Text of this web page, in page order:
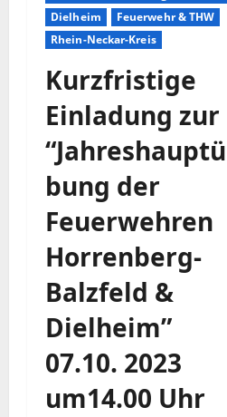
Dielheim
Feuerwehr & THW
Rhein-Neckar-Kreis
Kurzfristige
Einladung zur
“Jahreshauptü
bung der
Feuerwehren
Horrenberg-
Balzfeld &
Dielheim”
07.10. 2023
um14.00 Uhr